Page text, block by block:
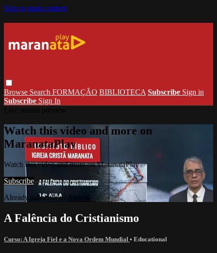
Skip to main content
Browse Search FORMAÇÃO BIBLIOTECA Subscribe Sign in
Subscribe Sign In
Watch this video and more on
MaranataPlay
Watch this video and more on MaranataPlay
Subscribe
Already subscribed? Sign in
A Falência do Cristianismo
Curso: A Igreja Fiel e a Nova Ordem Mundial • Educational